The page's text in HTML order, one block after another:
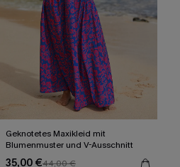
Geknotetes Maxikleid mit
Blumenmuster und V-Ausschnitt
35,00 €44,00 €